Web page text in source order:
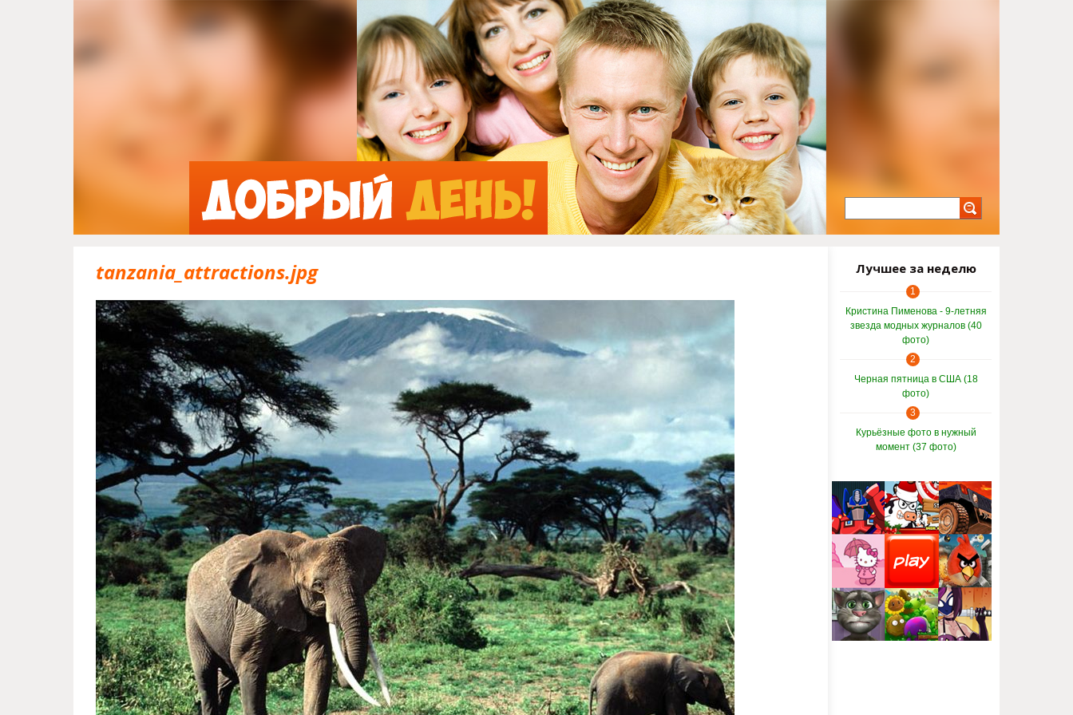
Jump to Navigation
tanzania_attractions.jpg Лучшее за неделю
1
Кристина Пименова - 9-летняя
звезда модных журналов (40
фото)
2
Черная пятница в США (18
фото)
3
Курьёзные фото в нужный
момент (37 фото)